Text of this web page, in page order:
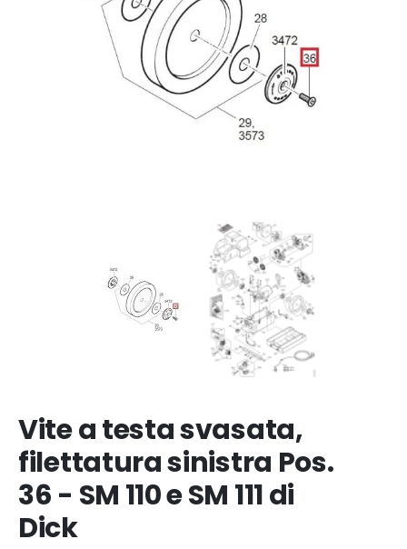
Vite a testa svasata,
filettatura sinistra Pos.
36 - SM 110 e SM 111 di
Dick